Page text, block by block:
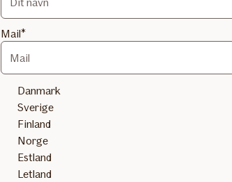
Mail
Danmark
Sverige
Finland
Norge
Estland
Letland